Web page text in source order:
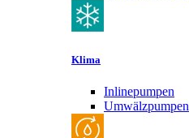
Klima
Inlinepumpen
Umwälzpumpen